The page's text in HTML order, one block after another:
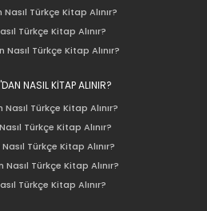
Türkçe Kitap Alınır?
Türkçe Kitap Alınır?
Türkçe Kitap Alınır?
NASIL KİTAP ALINIR?
Türkçe Kitap Alınır?
Türkçe Kitap Alınır?
Türkçe Kitap Alınır?
Türkçe Kitap Alınır?
Türkçe Kitap Alınır?